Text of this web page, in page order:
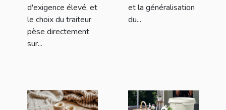
d'exigence élevé, et
le choix du traiteur
pèse directement
sur...
et la généralisation
du...